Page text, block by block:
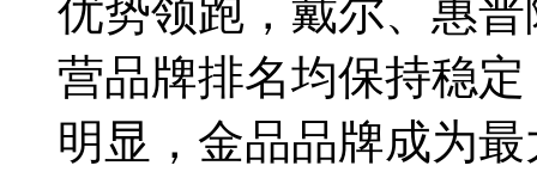
优势领跑，戴尔、惠
营品牌排名均保持稳
明显，金品品牌成为